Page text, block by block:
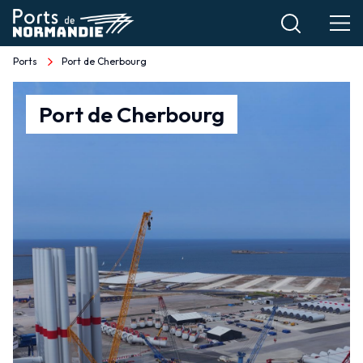
Aller
au
contenu
principal
Fil
d'Ariane
Ports Port de Cherbourg
Port
Port de Cherbourg